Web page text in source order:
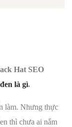
Hat SEO
là gì.
làm. Nhưng thực
thì chưa ai nắm